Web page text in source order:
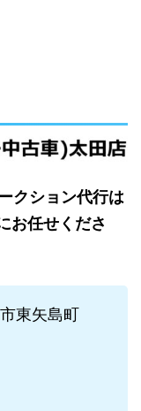
クション代行は
お任せくださ
東矢島町